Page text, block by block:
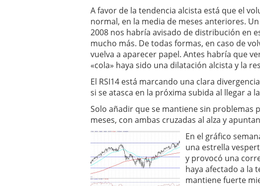
A favor de la tendencia alcista está que el
normal, en la media de meses anteriores.
2008 nos habría avisado de distribución en
mucho más. De todas formas, en caso de
vuelva a aparecer papel. Antes habría que
«cola» haya sido una dilatación alcista y la
El RSI14 está marcando una clara
si se atasca en la próxima subida al llegar a
Solo añadir que se mantiene sin problemas
meses, con ambas cruzadas al alza y
En el gráfico
una estrella
y provocó una
haya afectado a la
mantiene fuerte